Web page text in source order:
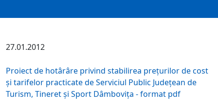
27.01.2012
Proiect de hotârâre privind stabilirea preţurilor de cost
şi tarifelor practicate de Serviciul Public Judeţean de
Turism, Tineret şi Sport Dâmboviţa - format pdf